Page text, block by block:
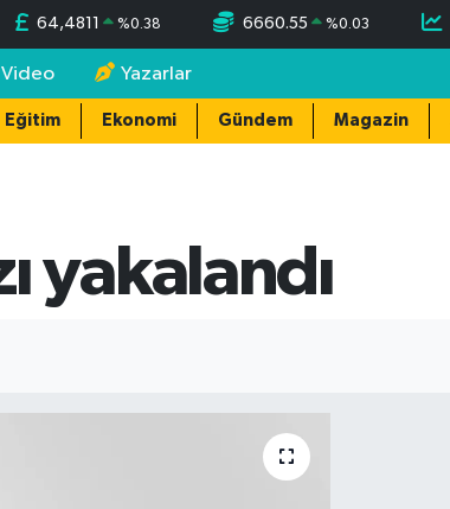
64,4811 %0.38 6660.55 %0.03
Video Yazarlar
Eğitim Ekonomi Gündem Magazin
yakalandı